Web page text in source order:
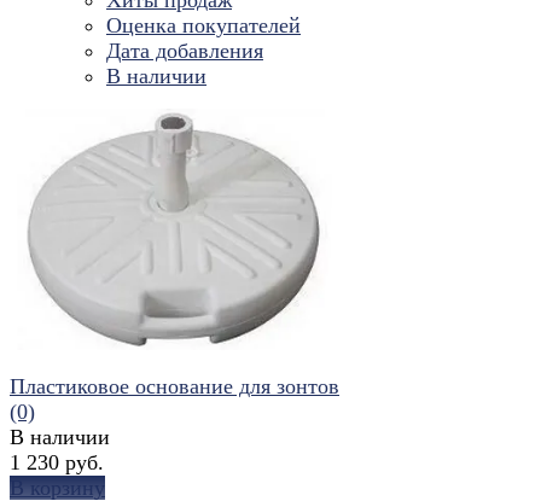
Оценка покупателей
Дата добавления
В наличии
Пластиковое основание для зонтов
(0)
В наличии
1 230 руб.
В корзину